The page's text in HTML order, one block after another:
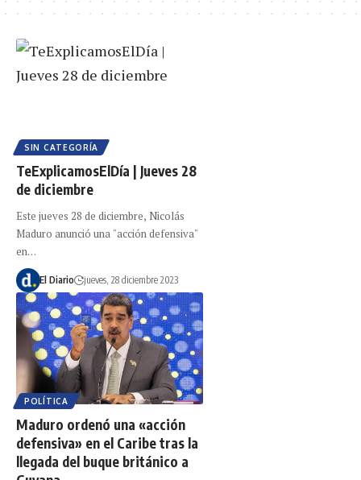
SIN CATEGORÍA
TeExplicamosElDía | Jueves 28
de diciembre
Este jueves 28 de diciembre, Nicolás
Maduro anunció una "acción defensiva"
en…
El Diario jueves, 28 diciembre 2023
POLÍTICA
Maduro ordenó una «acción
defensiva» en el Caribe tras la
llegada del buque británico a